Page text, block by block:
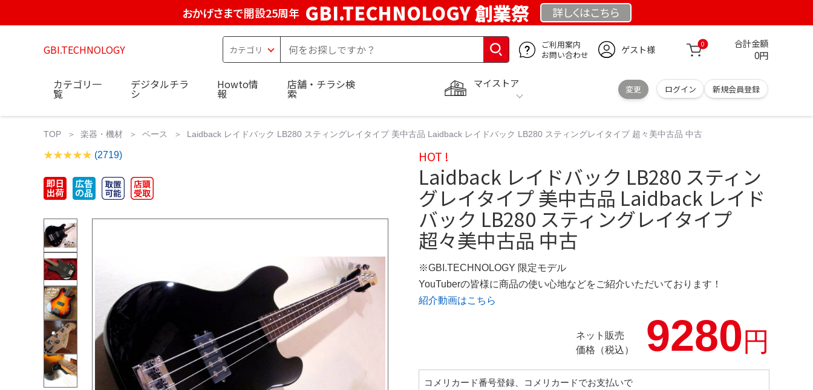
おかげさまで開設25周年 GBI.TECHNOLOGY 創業祭 詳しくはこちら
GBI.TECHNOLOGY
ご利用案内
お問い合わせ
ゲスト様 0 合計金額
0円
マイストア
変更 ログイン 新規会員登録
カテゴリ一
覧
デジタルチラ
シ
Howto情
報
店舗・チラシ検
索
TOP 楽器・機材 ベース Laidback レイドバック LB280 スティングレイタイプ 美中古品 Laidback レイドバック LB280 スティングレイタイプ 超々美中古品 中古
(2719) HOT !
Laidback レイドバック LB280 スティン
グレイタイプ 美中古品 Laidback レイド
バック LB280 スティングレイタイプ
超々美中古品 中古
※GBI.TECHNOLOGY 限定モデル
YouTuberの皆様に商品の使い心地などをご紹介いただいております！
紹介動画はこちら
ネット販売
価格（税込）
9280円
コメリカード番号登録、コメリカードでお支払いで